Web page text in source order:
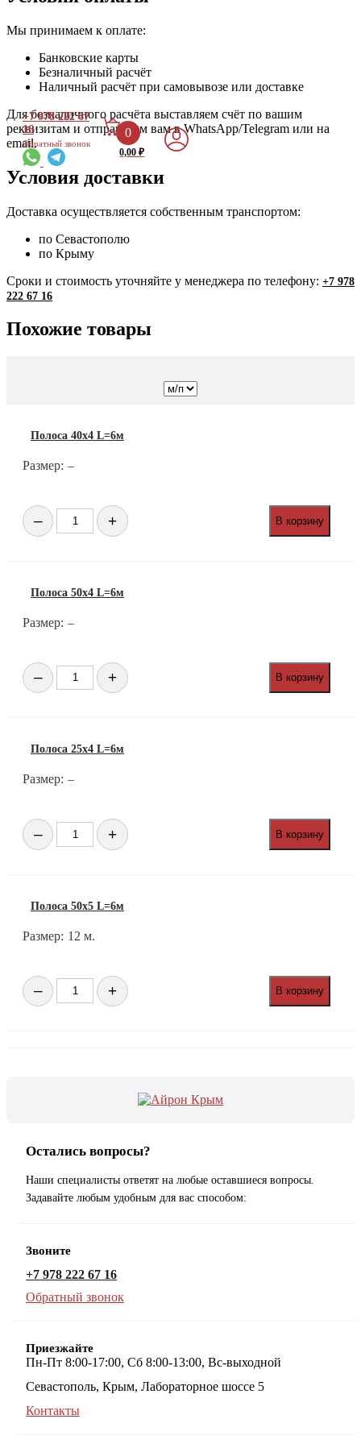
+7 978 222 67
16
Обратный звонок
0
0,00₽
Мы принимаем к оплате:
Банковские карты
Безналичный расчёт
Наличный расчёт при самовывозе или доставке
Для безналичного расчёта выставляем счёт по вашим
реквизитам и отправляем вам в WhatsApp/Telegram или на
email.
Условия доставки
Доставка осуществляется собственным транспортом:
по Севастополю
по Крыму
Сроки и стоимость уточняйте у менеджера по телефону: +7 978
222 67 16
Похожие товары
Полоса 40х4 L=6м
Размер: –
–
Количество
товара
+ В корзину
Полоса 50х4 L=6м
Размер: –
–
Количество
товара
+ В корзину
Полоса 25х4 L=6м
Размер: –
–
Количество
товара
+ В корзину
Полоса 50х5 L=6м
Размер: 12 м.
–
Количество
товара
+ В корзину
Остались вопросы?
Наши специалисты ответят на любые оставшиеся вопросы.
Задавайте любым удобным для вас способом:
Звоните
+7 978 222 67 16
Обратный звонок
Приезжайте
Пн-Пт 8:00-17:00, Сб 8:00-13:00, Вс-выходной
Севастополь, Крым, Лабораторное шоссе 5
Контакты